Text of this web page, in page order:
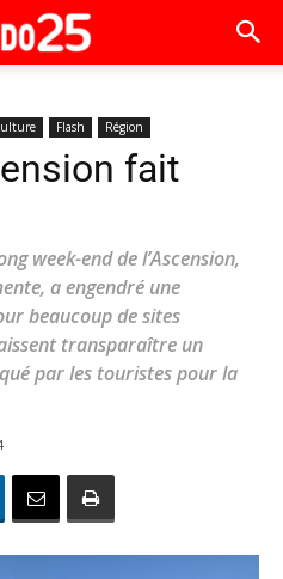
Flash Région
fait
week-end de l’Ascension,
a engendré une
beaucoup de sites
transparaître un
par les touristes pour la